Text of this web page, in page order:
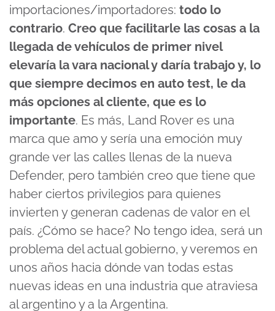
importaciones/importadores: todo lo
contrario. Creo que facilitarle las cosas a la
llegada de vehículos de primer nivel
elevaría la vara nacional y daría trabajo y, lo
que siempre decimos en auto test, le da
más opciones al cliente, que es lo
importante. Es más, Land Rover es una
marca que amo y sería una emoción muy
grande ver las calles llenas de la nueva
Defender, pero también creo que tiene que
haber ciertos privilegios para quienes
invierten y generan cadenas de valor en el
país. ¿Cómo se hace? No tengo idea, será un
problema del actual gobierno, y veremos en
unos años hacia dónde van todas estas
nuevas ideas en una industria que atraviesa
al argentino y a la Argentina.